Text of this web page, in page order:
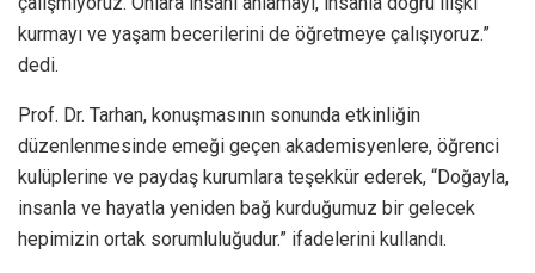
kurmayı ve yaşam becerilerini de öğretmeye çalışıyoruz.”
dedi.
Prof. Dr. Tarhan, konuşmasının sonunda etkinliğin
düzenlenmesinde emeği geçen akademisyenlere, öğrenci
kulüplerine ve paydaş kurumlara teşekkür ederek, “Doğayla,
insanla ve hayatla yeniden bağ kurduğumuz bir gelecek
hepimizin ortak sorumluluğudur.” ifadelerini kullandı.